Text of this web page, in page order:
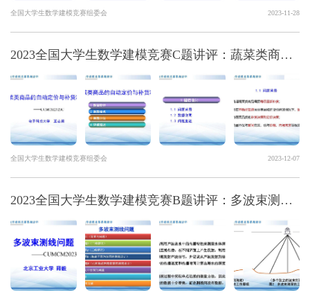
全国大学生数学建模竞赛组委会 2023-11-28
2023全国大学生数学建模竞赛C题讲评：蔬菜类商品自动定价与补货决策
全国大学生数学建模竞赛组委会 2023-12-07
2023全国大学生数学建模竞赛B题讲评：多波束测线问题